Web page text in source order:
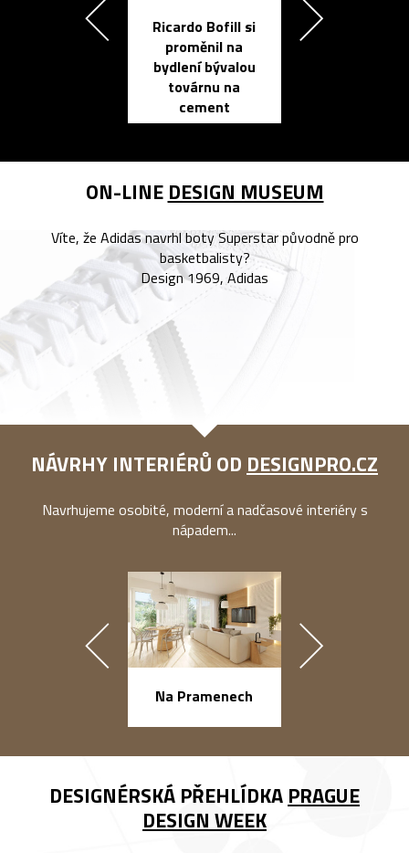
Ricardo Bofill si
proměnil na
bydlení bývalou
továrnu na
cement
ON-LINE DESIGN MUSEUM
Víte, že Adidas navrhl boty Superstar původně pro
basketbalisty?
Design 1969, Adidas
NÁVRHY INTERIÉRŮ OD DESIGNPRO.CZ
Navrhujeme osobité, moderní a nadčasové interiéry s
nápadem...
Na Pramenech
DESIGNÉRSKÁ PŘEHLÍDKA PRAGUE
DESIGN WEEK